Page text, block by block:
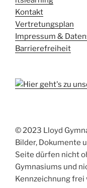
Kontakt
Vertretungsplan
Impressum &
Barrierefreiheit
© 2023 Lloyd
Bilder, Dokumente
Seite dürfen nicht
Gymnasiums und
Kennzeichnung